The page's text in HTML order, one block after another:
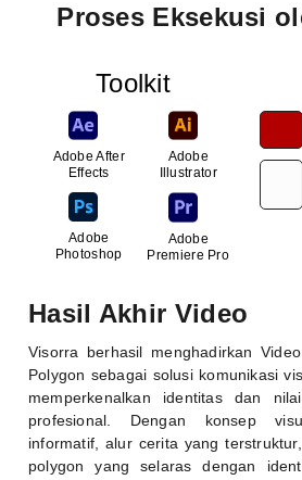
Proses Eksekusi
Toolkit
Adobe After
Effects
Adobe
Illustrator
Adobe
Photoshop
Adobe
Premiere Pro
Hasil Akhir Video
Visorra berhasil menghadirkan
Polygon sebagai solusi komunikasi
memperkenalkan identitas dan
profesional. Dengan konsep
informatif, alur cerita yang
polygon yang selaras dengan